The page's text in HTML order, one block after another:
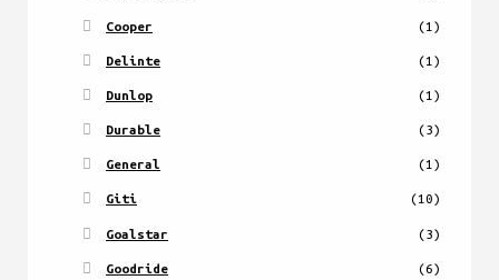
Cooper (1)
Delinte (1)
Dunlop (1)
Durable (3)
General (1)
Giti (10)
Goalstar (3)
Goodride (6)